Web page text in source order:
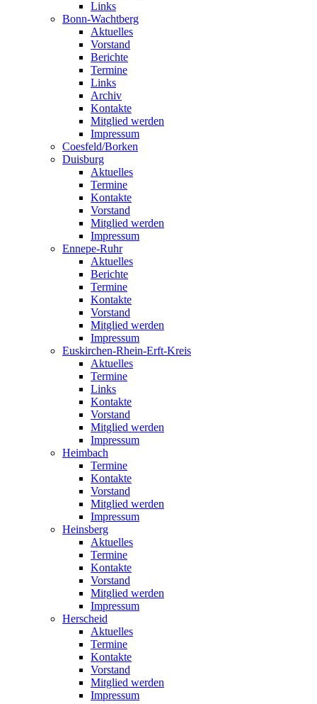
Links
Bonn-Wachtberg
Aktuelles
Vorstand
Berichte
Termine
Links
Archiv
Kontakte
Mitglied werden
Impressum
Coesfeld/Borken
Duisburg
Aktuelles
Termine
Kontakte
Vorstand
Mitglied werden
Impressum
Ennepe-Ruhr
Aktuelles
Berichte
Termine
Kontakte
Vorstand
Mitglied werden
Impressum
Euskirchen-Rhein-Erft-Kreis
Aktuelles
Termine
Links
Kontakte
Vorstand
Mitglied werden
Impressum
Heimbach
Termine
Kontakte
Vorstand
Mitglied werden
Impressum
Heinsberg
Aktuelles
Termine
Kontakte
Vorstand
Mitglied werden
Impressum
Herscheid
Aktuelles
Termine
Kontakte
Vorstand
Mitglied werden
Impressum